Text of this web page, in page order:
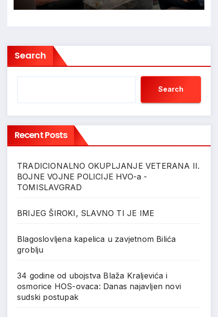
Search
Search
Recent Posts
TRADICIONALNO OKUPLJANJE VETERANA II.
BOJNE VOJNE POLICIJE HVO-a -
TOMISLAVGRAD
BRIJEG ŠIROKI, SLAVNO TI JE IME
Blagoslovljena kapelica u zavjetnom Bilića
groblju
34 godine od ubojstva Blaža Kraljevića i
osmorice HOS-ovaca: Danas najavljen novi
sudski postupak